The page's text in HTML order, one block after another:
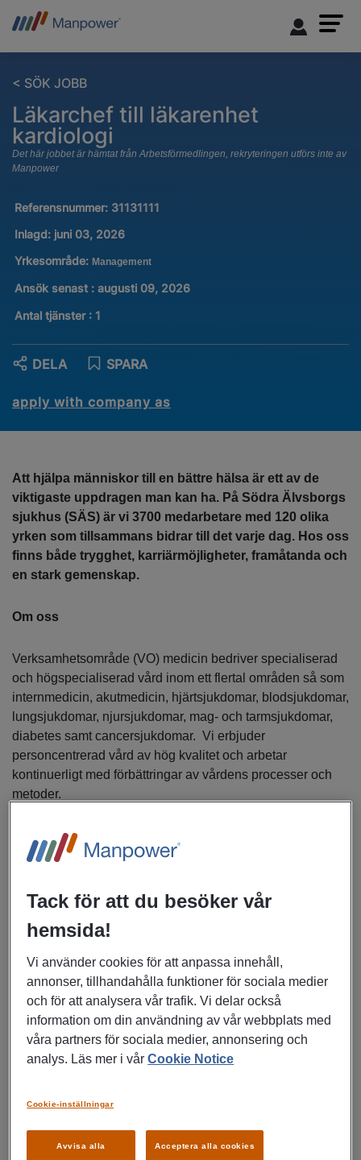
< SÖK JOBB
Läkarchef till läkarenhet
kardiologi
Det här jobbet är hämtat från Arbetsförmedlingen, rekryteringen utförs inte av
Manpower
Referensnummer: 31131111
Inlagd: juni 03, 2026
Yrkesområde: Management
Ansök senast : augusti 09, 2026
Antal tjänster : 1
apply with company as
SPARA
DELA
Att hjälpa människor till en bättre hälsa är ett av de
viktigaste uppdragen man kan ha. På Södra Älvsborgs
sjukhus (SÄS) är vi 3700 medarbetare med 120 olika
yrken som tillsammans bidrar till det varje dag. Hos oss
finns både trygghet, karriärmöjligheter, framåtanda och
en stark gemenskap.
Om oss
Verksamhetsområde (VO) medicin bedriver specialiserad
och högspecialiserad vård inom ett flertal områden så som
internmedicin, akutmedicin, hjärtsjukdomar, blodsjukdomar,
lungsjukdomar, njursjukdomar, mag- och tarmsjukdomar,
diabetes samt cancersjukdomar. Vi erbjuder
personcentrerad vård av hög kvalitet och arbetar
kontinuerligt med förbättringar av vårdens processer och
metoder.
Om vår lediga tjänst
helhetsansvar för ekonomi, personal och verksamhet som
verksamheten med fokus på personcenterad,
sammanhållen, proaktiv och hälsofrämjande vård. Du ingår
i ledningsgruppen för verksamhetsområde medicin och
arbetar tillsammans med övriga elva chefer för att driva
verksamhetsområdets strategiska utveckling framåt. I din
roll ingår, utöver nära dialog och planering för utvecklingen
av dina medarbetare, även kompetensförsörjning samt
Du kommer ha ett nära samarbete kardiologisektionens två
erfarna vårdenhetschefer samt verksamhetsområdets två
övriga läkarchefer. Vidare samarbetar du även med
Tack för att du besöker vår
hemsida!
Vi använder cookies för att anpassa innehåll,
annonser, tillhandahålla funktioner för sociala medier
och för att analysera vår trafik. Vi delar också
information om din användning av vår webbplats med
våra partners för sociala medier, annonsering och
analys. Läs mer i vårCookie Notice
Avvisa alla Acceptera alla cookies
Cookie-inställningar